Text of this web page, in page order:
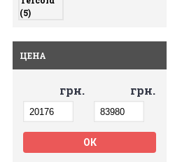
ЦЕНА
грн. грн.